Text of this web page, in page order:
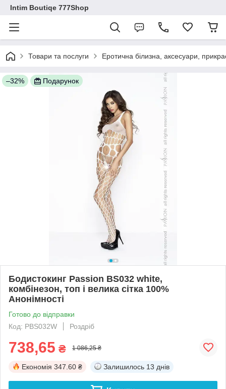
Intim Boutiqe 777Shop
Товари та послуги Еротична білизна, аксесуари,
–32% Подарунок
Бодистокинг Passion BS032 white,
комбінезон, топ і велика сітка 100%
Анонімності
Готово до відправки
Код: PBS032W
Роздріб
738,65 ₴ 1 086,25 ₴
Економія 347.60 ₴ Залишилось 13 днів